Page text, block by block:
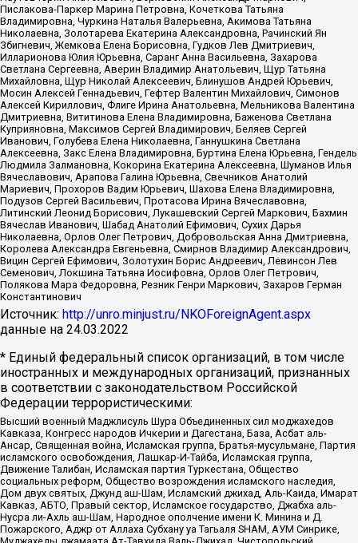
Пислакова-Паркер Марина Петровна, Кочеткова Татьяна
Владимировна, Чуркина Наталья Валерьевна, Акимова Татьяна
Николаевна, Золотарева Екатерина Александровна, Рачинский Ян
Збигневич, Жемкова Елена Борисовна, Гудков Лев Дмитриевич,
Илларионова Юлия Юрьевна, Саранг Анна Васильевна, Захарова
Светлана Сергеевна, Аверин Владимир Анатольевич, Щур Татьяна
Михайловна, Щур Николай Алексеевич, Блинушов Андрей Юрьевич,
Мосин Алексей Геннадьевич, Гефтер Валентин Михайлович, Симонов
Алексей Кириллович, Флиге Ирина Анатольевна, Мельникова Валентина
Дмитриевна, Вититинова Елена Владимировна, Баженова Светлана
Куприяновна, Максимов Сергей Владимирович, Беляев Сергей
Иванович, Голубева Елена Николаевна, Ганнушкина Светлана
Алексеевна, Закс Елена Владимировна, Буртина Елена Юрьевна, Гендель
Людмила Залмановна, Кокорина Екатерина Алексеевна, Шуманов Илья
Вячеславович, Арапова Галина Юрьевна, Свечников Анатолий
Мариевич, Прохоров Вадим Юрьевич, Шахова Елена Владимировна,
Подузов Сергей Васильевич, Протасова Ирина Вячеславовна,
Литинский Леонид Борисович, Лукашевский Сергей Маркович, Бахмин
Вячеслав Иванович, Шабад Анатолий Ефимович, Сухих Дарья
Николаевна, Орлов Олег Петрович, Добровольская Анна Дмитриевна,
Королева Александра Евгеньевна, Смирнов Владимир Александрович,
Вицин Сергей Ефимович, Золотухин Борис Андреевич, Левинсон Лев
Семенович, Локшина Татьяна Иосифовна, Орлов Олег Петрович,
Полякова Мара Федоровна, Резник Генри Маркович, Захаров Герман
Константинович
Источник: http://unro.minjust.ru/NKOForeignAgent.aspx
данные на 24.03.2022
* Единый федеральный список организаций, в том числе
иностранных и международных организаций, признанных
в соответствии с законодательством Российской
Федерации террористическими:
Высший военный Маджлисуль Шура Объединенных сил моджахедов
Кавказа, Конгресс народов Ичкерии и Дагестана, База, Асбат аль-
Ансар, Священная война, Исламская группа, Братья-мусульмане, Партия
исламского освобождения, Лашкар-И-Тайба, Исламская группа,
Движение Талибан, Исламская партия Туркестана, Общество
социальных реформ, Общество возрождения исламского наследия,
Дом двух святых, Джунд аш-Шам, Исламский джихад, Аль-Каида, Имарат
Кавказ, АБТО, Правый сектор, Исламское государство, Джабха аль-
Нусра ли-Ахль аш-Шам, Народное ополчение имени К. Минина и Д.
Пожарского, Аджр от Аллаха Субхану уа Тагьаля SHAM, АУМ Синрике,